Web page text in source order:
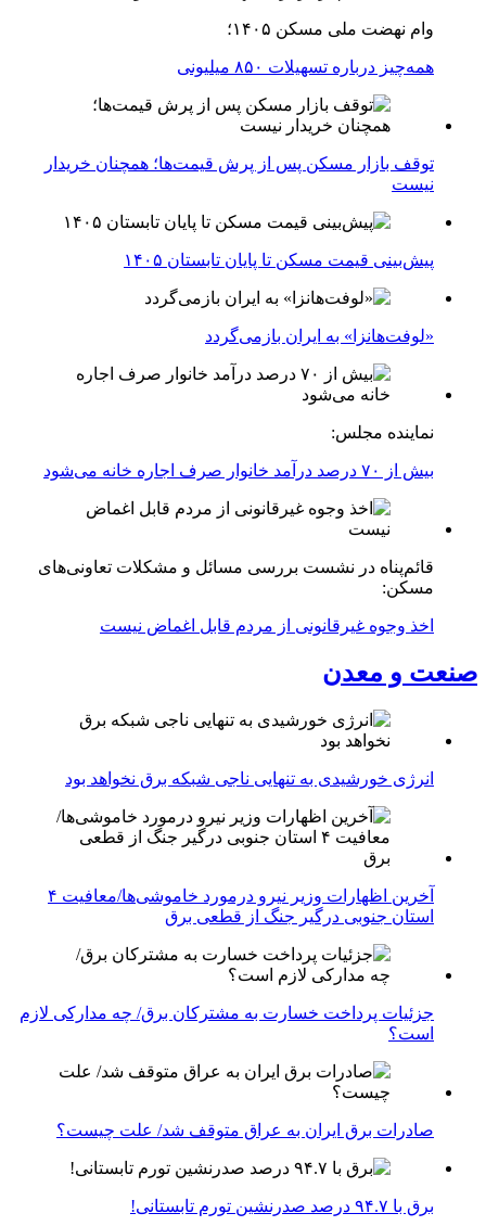
وام نهضت ملی مسکن ۱۴۰۵؛
همه‌چیز درباره تسهیلات ۸۵۰ میلیونی
توقف بازار مسکن پس از پرش قیمت‌ها؛ همچنان خریدار
نیست
پیش‌بینی قیمت مسکن تا پایان تابستان ۱۴۰۵
«لوفت‌هانزا» به ایران بازمی‌گردد
نماینده مجلس:
بیش از ۷۰ درصد درآمد خانوار صرف اجاره خانه می‌شود
قائم‌پناه در نشست بررسی مسائل و مشکلات تعاونی‌های
مسکن:
اخذ وجوه غیرقانونی از مردم قابل اغماض نیست
صنعت و معدن
انرژی خورشیدی به تنهایی ناجی شبکه برق نخواهد بود
آخرین اظهارات وزیر نیرو درمورد خاموشی‌ها/معافیت ۴
استان جنوبی درگیر جنگ از قطعی برق
جزئیات پرداخت خسارت به مشترکان برق/ چه مدارکی لازم
است؟
صادرات برق ایران به عراق متوقف شد/ علت چیست؟
برق با ۹۴.۷ درصد صدرنشین تورم تابستانی!